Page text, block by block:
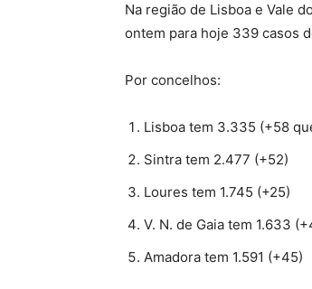
Na região de Lisboa e Vale
ontem para hoje 339 casos
Por concelhos:
Lisboa tem 3.335 (+58
Sintra tem 2.477 (+52)
Loures tem 1.745 (+25)
V. N. de Gaia tem 1.633
Amadora tem 1.591 (+45)